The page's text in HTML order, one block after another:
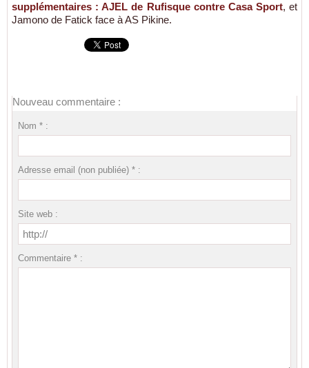
supplémentaires : AJEL de Rufisque contre Casa Sport, et
Jamono de Fatick face à AS Pikine.
Nouveau commentaire :
Nom * :
Adresse email (non publiée) * :
Site web :
Commentaire * :